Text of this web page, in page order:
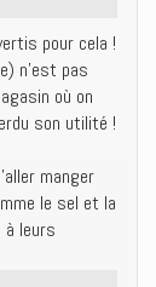
pour cela !
n’est pas
où on
son utilité !
manger
le sel et la
à leurs